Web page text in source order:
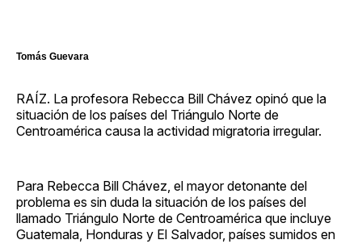
Tomás Guevara
RAÍZ. La profesora Rebecca Bill Chávez opinó que la
situación de los países del Triángulo Norte de
Centroamérica causa la actividad migratoria irregular.
Para Rebecca Bill Chávez, el mayor detonante del
problema es sin duda la situación de los países del
llamado Triángulo Norte de Centroamérica que incluye
Guatemala, Honduras y El Salvador, países sumidos en